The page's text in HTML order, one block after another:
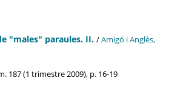
"males" paraules. II. /Amigó i Anglès,
187 (1 trimestre 2009), p. 16-19